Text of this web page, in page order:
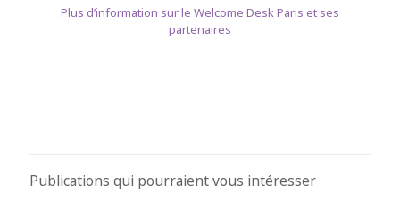
Plus d’information sur le Welcome Desk Paris et ses
partenaires
Publications qui pourraient vous intéresser